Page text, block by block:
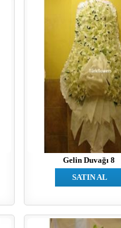
Gelin Duvağı 8
SATIN AL